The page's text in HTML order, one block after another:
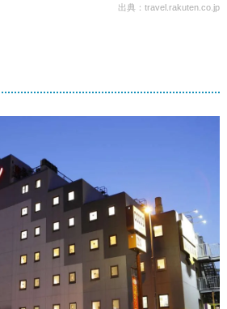
出典：travel.rakuten.co.jp